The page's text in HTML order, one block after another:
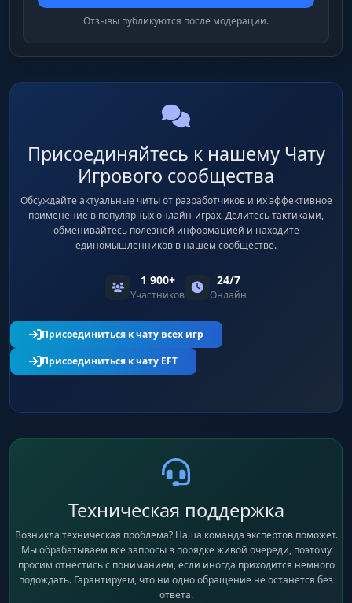
Отзывы публикуются после модерации.
Присоединяйтесь к нашему Чату
Игрового сообщества
Обсуждайте актуальные читы от разработчиков и их эффективное
применение в популярных онлайн-играх. Делитесь тактиками,
обменивайтесь полезной информацией и находите
единомышленников в нашем сообществе.
1 900+
Участников
24/7
Онлайн
Присоединиться к чату всех игр
Присоединиться к чату EFT
Техническая поддержка
Возникла техническая проблема? Наша команда экспертов поможет.
Мы обрабатываем все запросы в порядке живой очереди, поэтому
просим отнестись с пониманием, если иногда приходится немного
подождать. Гарантируем, что ни одно обращение не останется без
ответа.